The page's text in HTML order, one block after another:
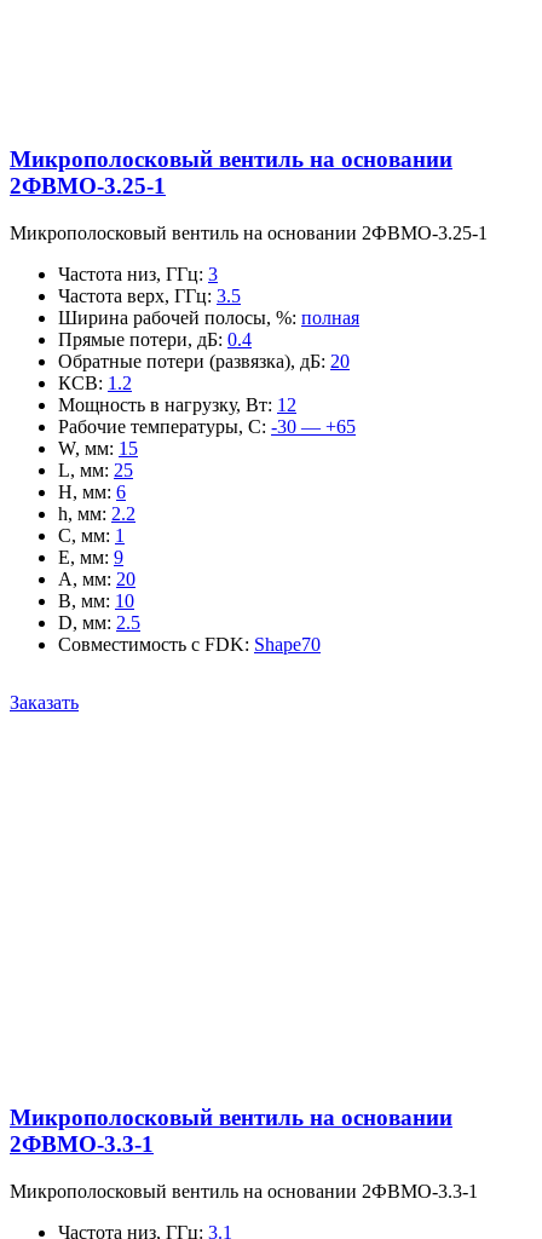
Микрополосковый вентиль на основании
2ФВМO-3.25-1
Микрополосковый вентиль на основании 2ФВМO-3.25-1
Частота низ, ГГц: 3
Частота верх, ГГц: 3.5
Ширина рабочей полосы, %: полная
Прямые потери, дБ: 0.4
Обратные потери (развязка), дБ: 20
КСВ: 1.2
Мощность в нагрузку, Вт: 12
Рабочие температуры, С: -30 — +65
W, мм: 15
L, мм: 25
H, мм: 6
h, мм: 2.2
C, мм: 1
E, мм: 9
A, мм: 20
B, мм: 10
D, мм: 2.5
Совместимость с FDK: Shape70
Заказать
Микрополосковый вентиль на основании
2ФВМO-3.3-1
Микрополосковый вентиль на основании 2ФВМO-3.3-1
Частота низ, ГГц: 3.1